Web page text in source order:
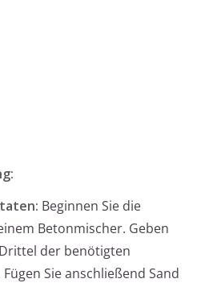
Beginnen Sie die
Betonmischer. Geben
der benötigten
Sie anschließend Sand